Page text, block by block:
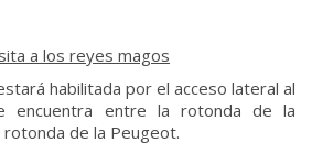
a los reyes magos
habilitada por el acceso lateral al
encuentra entre la rotonda de la
de la Peugeot.